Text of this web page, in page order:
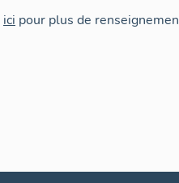
ici pour plus de